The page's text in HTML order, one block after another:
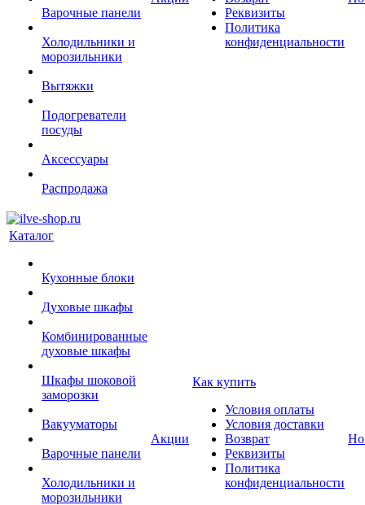
Варочные панели
Холодильники и
морозильники
Вытяжки
Подогреватели
посуды
Аксессуары
Распродажа
Реквизиты
Политика
конфиденциальности
Каталог
Кухонные блоки
Духовые шкафы
Комбинированные
духовые шкафы
Шкафы шоковой
заморозки
Вакууматоры
Варочные панели
Холодильники и
морозильники
Акции
Как купить
Условия оплаты
Условия доставки
Возврат
Реквизиты
Политика
конфиденциальности